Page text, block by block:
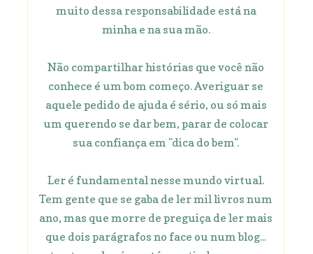
muito dessa responsabilidade está na
minha e na sua mão.
Não compartilhar histórias que você não
conhece é um bom começo. Averiguar se
aquele pedido de ajuda é sério, ou só mais
um querendo se dar bem, parar de colocar
sua confiança em "dica do bem".
Ler é fundamental nesse mundo virtual.
Tem gente que se gaba de ler mil livros num
ano, mas que morre de preguiça de ler mais
que dois parágrafos no face ou num blog...